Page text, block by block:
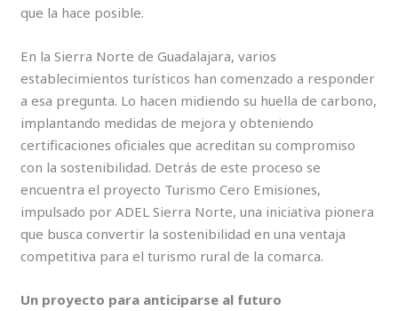
que la hace posible.
En la Sierra Norte de Guadalajara, varios
establecimientos turísticos han comenzado a responder
a esa pregunta. Lo hacen midiendo su huella de carbono,
implantando medidas de mejora y obteniendo
certificaciones oficiales que acreditan su compromiso
con la sostenibilidad. Detrás de este proceso se
encuentra el proyecto Turismo Cero Emisiones,
impulsado por ADEL Sierra Norte, una iniciativa pionera
que busca convertir la sostenibilidad en una ventaja
competitiva para el turismo rural de la comarca.
Un proyecto para anticiparse al futuro